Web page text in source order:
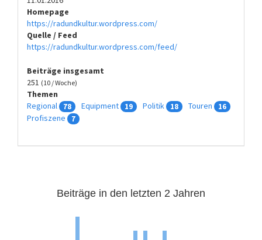
Homepage
https://radundkultur.wordpress.com/
Quelle / Feed
https://radundkultur.wordpress.com/feed/
Beiträge insgesamt
251 (10 / Woche)
Themen
Regional
78 Equipment 19 Politik 18 Touren 16
Profiszene 7
Beiträge in den letzten 2 Jahren